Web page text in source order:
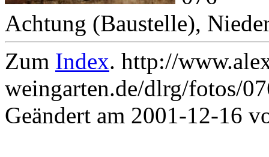
Achtung (Baustelle),
Zum Index. http://
weingarten.de/dlrg/fotos/
Geändert am 2001-12-16